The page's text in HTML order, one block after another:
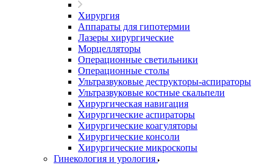
Хирургия
Аппараты для гипотермии
Лазеры хирургические
Морцелляторы
Операционные светильники
Операционные столы
Ультразвуковые деструкторы-аспираторы
Ультразвуковые костные скальпели
Хирургическая навигация
Хирургические аспираторы
Хирургические коагуляторы
Хирургические консоли
Хирургические микроскопы
Гинекология и урология